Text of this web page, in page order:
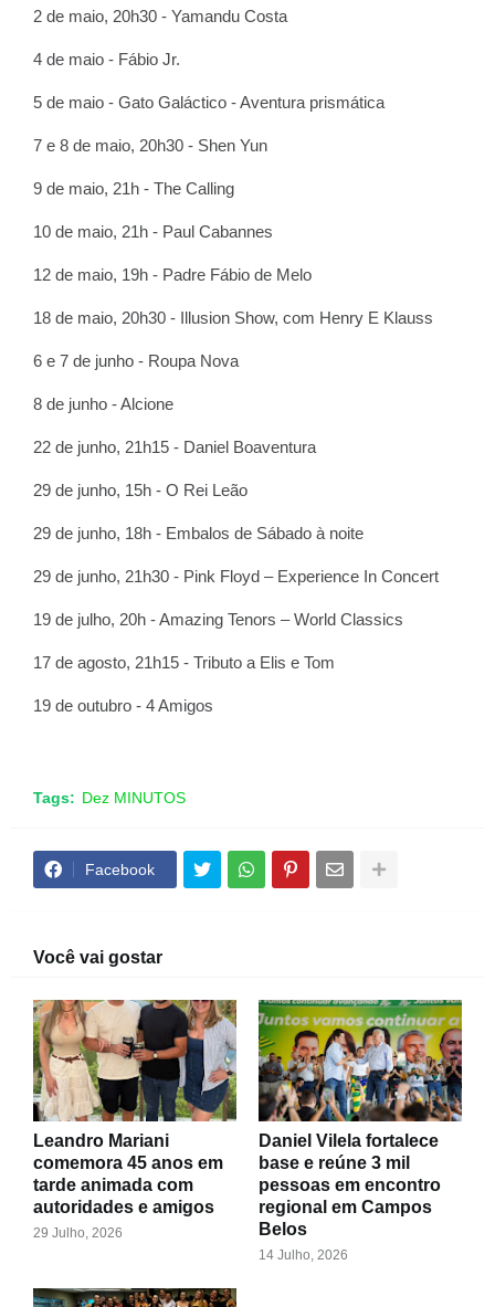
2 de maio, 20h30 - Yamandu Costa
4 de maio - Fábio Jr.
5 de maio - Gato Galáctico - Aventura prismática
7 e 8 de maio, 20h30 - Shen Yun
9 de maio, 21h - The Calling
10 de maio, 21h - Paul Cabannes
12 de maio, 19h - Padre Fábio de Melo
18 de maio, 20h30 - Illusion Show, com Henry E Klauss
6 e 7 de junho - Roupa Nova
8 de junho - Alcione
22 de junho, 21h15 - Daniel Boaventura
29 de junho, 15h - O Rei Leão
29 de junho, 18h - Embalos de Sábado à noite
29 de junho, 21h30 - Pink Floyd – Experience In Concert
19 de julho, 20h - Amazing Tenors – World Classics
17 de agosto, 21h15 - Tributo a Elis e Tom
19 de outubro - 4 Amigos
Tags: Dez MINUTOS
Facebook
Você vai gostar
Leandro Mariani
comemora 45 anos em
tarde animada com
autoridades e amigos
29 Julho, 2026
Daniel Vilela fortalece
base e reúne 3 mil
pessoas em encontro
regional em Campos
Belos
14 Julho, 2026